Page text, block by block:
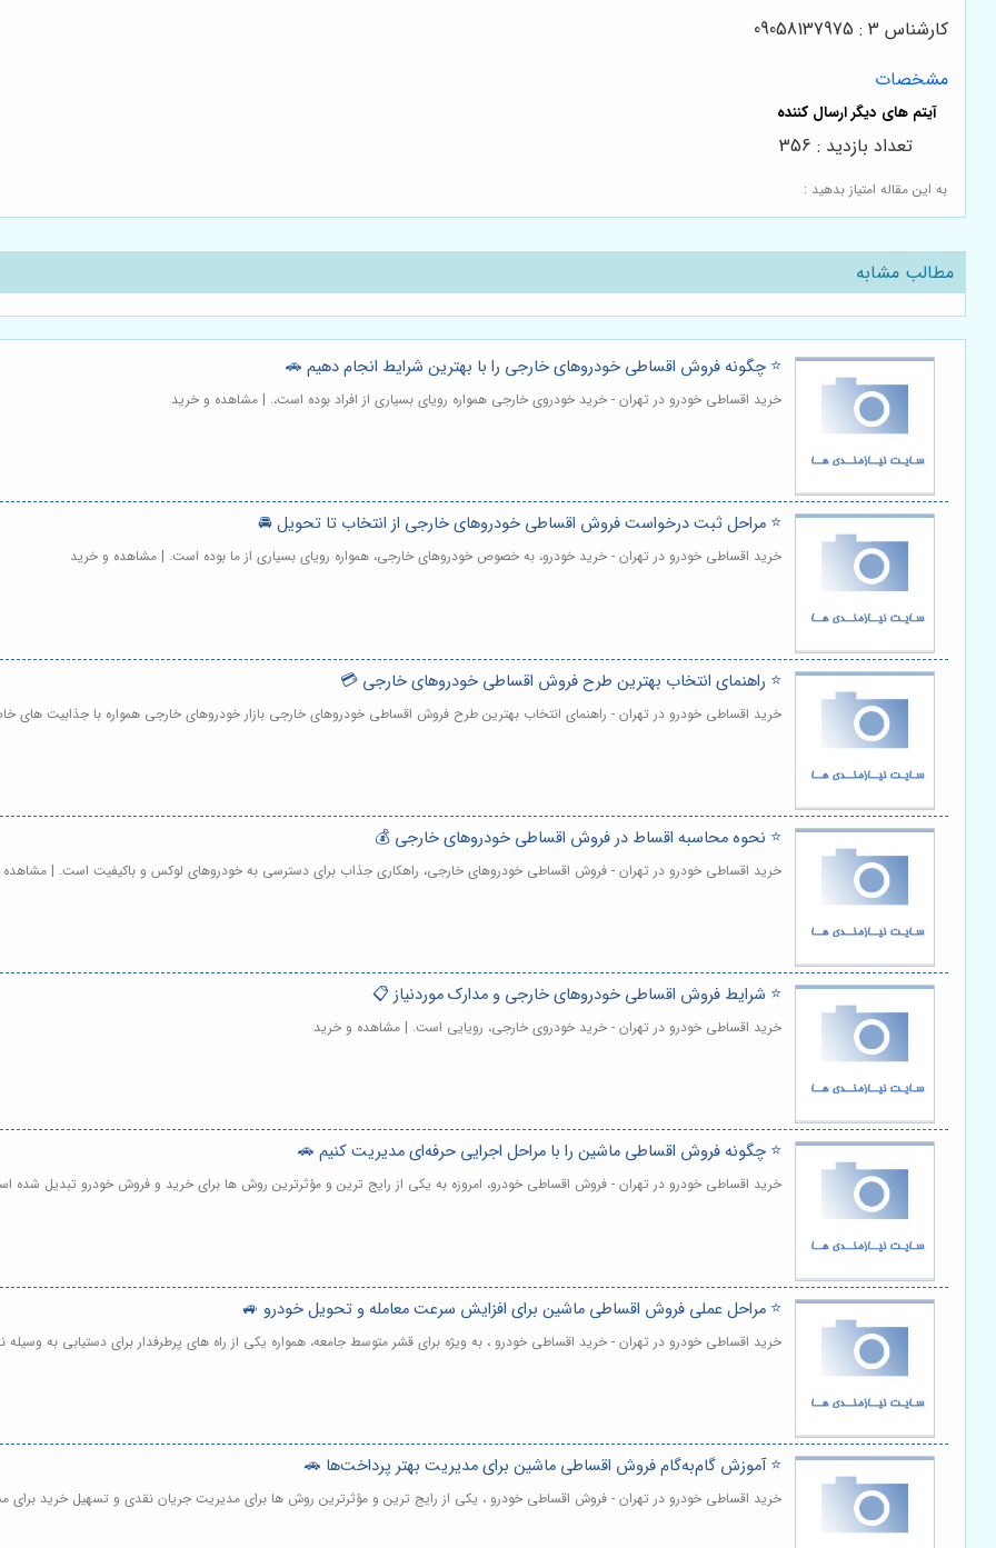
کارشناس 3 : 09058137975
مشخصات
به این مقاله امتیاز بدهید :
تعداد بازدید : 356
مطالب مشابه
⭐️ چگونه فروش اقساطی خودروهای خارجی را با بهترین شرایط انجام دهیم 🚗
خرید اقساطی خودرو در تهران - خرید خودروی خارجی همواره رویای بسیاری از افراد بوده است،. | مشاهده و خرید
⭐️ مراحل ثبت درخواست فروش اقساطی خودروهای خارجی از انتخاب تا تحویل 🚘
خرید اقساطی خودرو در تهران - خرید خودرو، به خصوص خودروهای خارجی، همواره رویای بسیاری از ما بوده است. | مشاهده و خرید
⭐️ راهنمای انتخاب بهترین طرح فروش اقساطی خودروهای خارجی 💳
خرید اقساطی خودرو در تهران - راهنمای انتخاب بهترین طرح فروش اقساطی خودروهای خارجی بازار خودروهای خارجی همواره با جذابیت
⭐️ نحوه محاسبه اقساط در فروش اقساطی خودروهای خارجی 💰
خرید اقساطی خودرو در تهران - فروش اقساطی خودروهای خارجی، راهکاری جذاب برای دسترسی به خودروهای لوکس و باکیفیت است. |
⭐️ شرایط فروش اقساطی خودروهای خارجی و مدارک موردنیاز 📋
خرید اقساطی خودرو در تهران - خرید خودروی خارجی، رویایی است. | مشاهده و خرید
⭐️ چگونه فروش اقساطی ماشین را با مراحل اجرایی حرفه‌ای مدیریت کنیم 🚗
خرید اقساطی خودرو در تهران - فروش اقساطی خودرو، امروزه به یکی از رایج ترین و مؤثرترین روش ها برای خرید و فروش خودرو تبدیل
⭐️ مراحل عملی فروش اقساطی ماشین برای افزایش سرعت معامله و تحویل خودرو 🚙
خرید اقساطی خودرو در تهران - خرید اقساطی خودرو ، به ویژه برای قشر متوسط جامعه، همواره یکی از راه های پرطرفدار برای دستیابی به
⭐️ آموزش گام‌به‌گام فروش اقساطی ماشین برای مدیریت بهتر پرداخت‌ها 🚗
خرید اقساطی خودرو در تهران - فروش اقساطی خودرو ، یکی از رایج ترین و مؤثرترین روش ها برای مدیریت جریان نقدی و تسهیل خرید